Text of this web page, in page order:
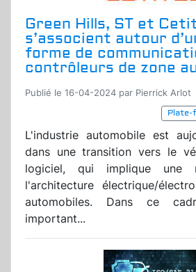
Green Hills, ST et
s’associent autour
forme de
contrôleurs de zone
Publié le 16-04-2024 par Pierrick Arlot
Plate-
L'industrie automobile est
dans une transition vers le
logiciel, qui implique une
l'architecture électrique/
automobiles. Dans ce
important...